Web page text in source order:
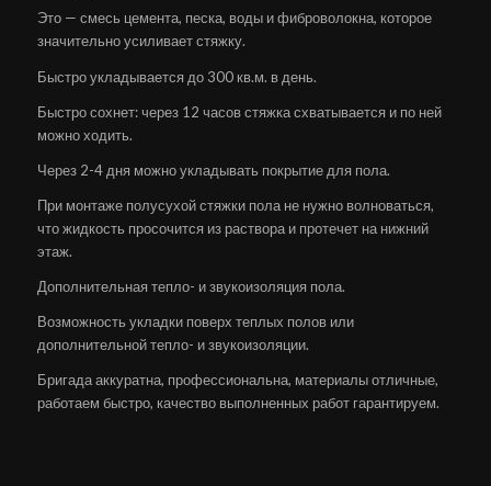
Это — смесь цемента, песка, воды и фиброволокна, которое
значительно усиливает стяжку.
Быстро укладывается до 300 кв.м. в день.
Быстро сохнет: через 12 часов стяжка схватывается и по ней
можно ходить.
Через 2-4 дня можно укладывать покрытие для пола.
При монтаже полусухой стяжки пола не нужно волноваться,
что жидкость просочится из раствора и протечет на нижний
этаж.
Дополнительная тепло- и звукоизоляция пола.
Возможность укладки поверх теплых полов или
дополнительной тепло- и звукоизоляции.
Бригада аккуратна, профессиональна, материалы отличные,
работаем быстро, качество выполненных работ гарантируем.